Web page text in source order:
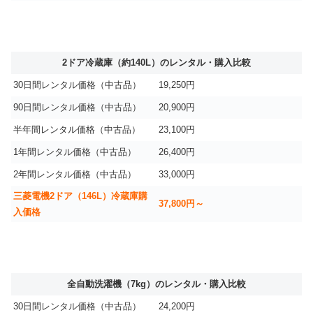
2ドア冷蔵庫（約140L）のレンタル・購入比較
30日間レンタル価格（中古品） 19,250円
90日間レンタル価格（中古品） 20,900円
半年間レンタル価格（中古品） 23,100円
1年間レンタル価格（中古品） 26,400円
2年間レンタル価格（中古品） 33,000円
三菱電機2ドア（146L）冷蔵庫購
入価格
37,800円～
全自動洗濯機（7kg）のレンタル・購入比較
30日間レンタル価格（中古品） 24,200円